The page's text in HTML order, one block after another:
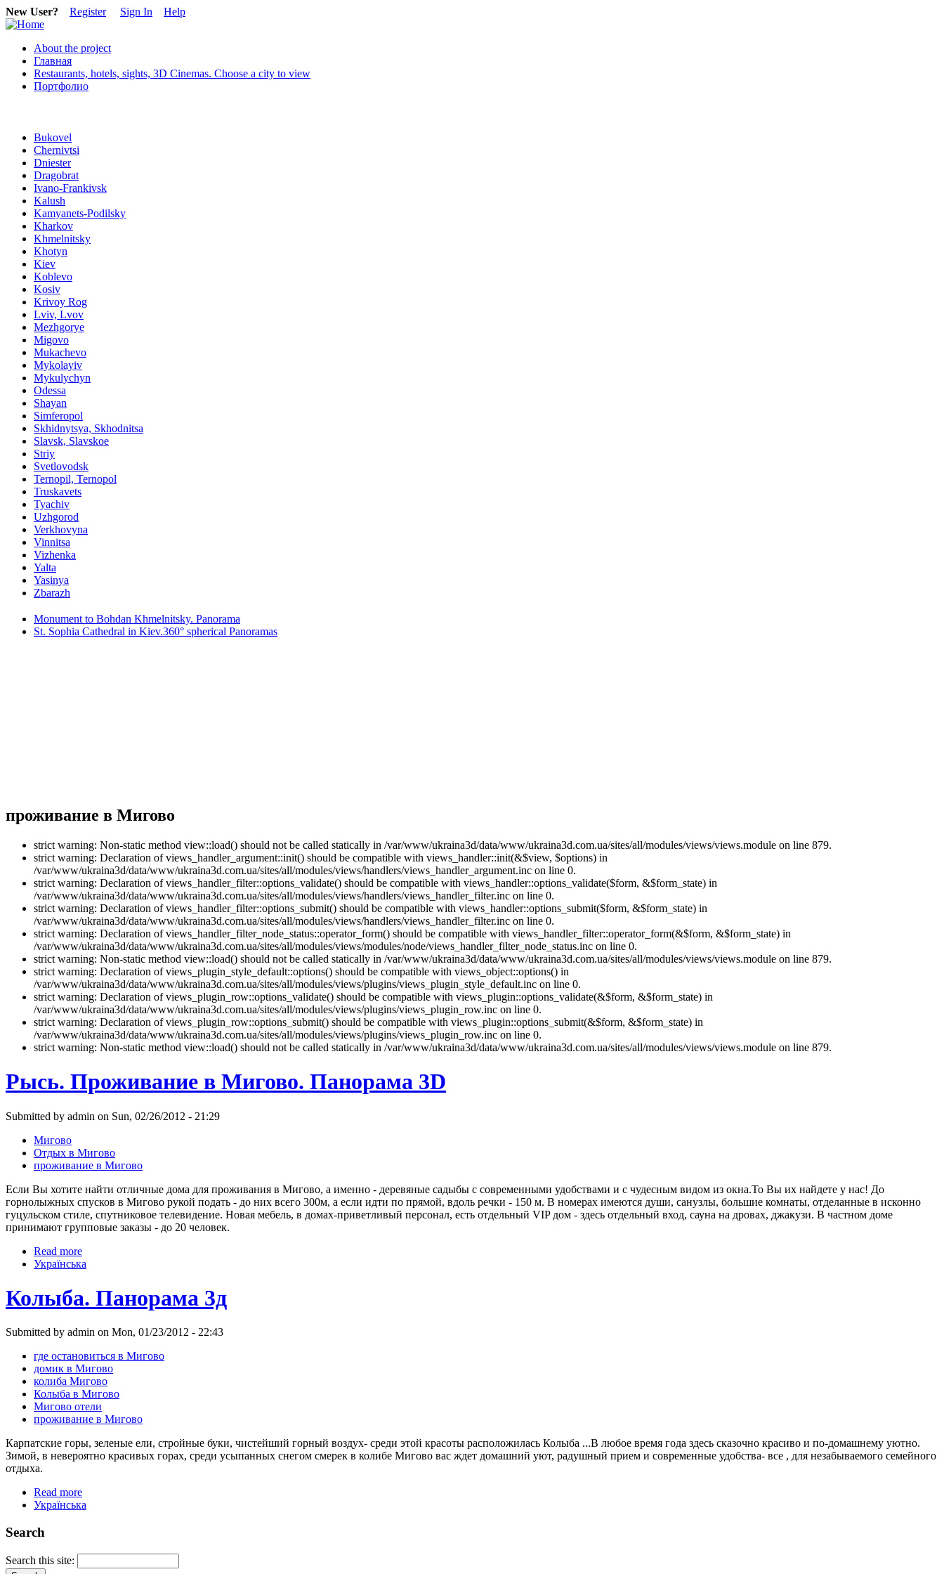
New User? Register Sign In Help
About the project
Главная
Restaurants, hotels, sights, 3D Cinemas. Choose a city to view
Портфолио
Bukovel
Chernivtsi
Dniester
Dragobrat
Ivano-Frankivsk
Kalush
Kamyanets-Podilsky
Kharkov
Khmelnitsky
Khotyn
Kiev
Koblevo
Kosiv
Krivoy Rog
Lviv, Lvov
Mezhgorye
Migovo
Mukachevo
Mykolayiv
Mykulychyn
Odessa
Shayan
Simferopol
Skhidnytsya, Skhodnitsa
Slavsk, Slavskoe
Striy
Svetlovodsk
Ternopil, Ternopol
Truskavets
Tyachiv
Uzhgorod
Verkhovyna
Vinnitsa
Vizhenka
Yalta
Yasinya
Zbarazh
Monument to Bohdan Khmelnitsky. Panorama
St. Sophia Cathedral in Kiev.360° spherical Panoramas
проживание в Мигово
strict warning: Non-static method view::load() should not be called statically in /var/www/ukraina3d/data/www/ukraina3d.com.ua/sites/all/modules/views/views.module on line 879.
strict warning: Declaration of views_handler_argument::init() should be compatible with views_handler::init(&$view, $options) in
/var/www/ukraina3d/data/www/ukraina3d.com.ua/sites/all/modules/views/handlers/views_handler_argument.inc on line 0.
strict warning: Declaration of views_handler_filter::options_validate() should be compatible with views_handler::options_validate($form, &$form_state) in
/var/www/ukraina3d/data/www/ukraina3d.com.ua/sites/all/modules/views/handlers/views_handler_filter.inc on line 0.
strict warning: Declaration of views_handler_filter::options_submit() should be compatible with views_handler::options_submit($form, &$form_state) in
/var/www/ukraina3d/data/www/ukraina3d.com.ua/sites/all/modules/views/handlers/views_handler_filter.inc on line 0.
strict warning: Declaration of views_handler_filter_node_status::operator_form() should be compatible with views_handler_filter::operator_form(&$form, &$form_state) in
/var/www/ukraina3d/data/www/ukraina3d.com.ua/sites/all/modules/views/modules/node/views_handler_filter_node_status.inc on line 0.
strict warning: Non-static method view::load() should not be called statically in /var/www/ukraina3d/data/www/ukraina3d.com.ua/sites/all/modules/views/views.module on line 879.
strict warning: Declaration of views_plugin_style_default::options() should be compatible with views_object::options() in
/var/www/ukraina3d/data/www/ukraina3d.com.ua/sites/all/modules/views/plugins/views_plugin_style_default.inc on line 0.
strict warning: Declaration of views_plugin_row::options_validate() should be compatible with views_plugin::options_validate(&$form, &$form_state) in
/var/www/ukraina3d/data/www/ukraina3d.com.ua/sites/all/modules/views/plugins/views_plugin_row.inc on line 0.
strict warning: Declaration of views_plugin_row::options_submit() should be compatible with views_plugin::options_submit(&$form, &$form_state) in
/var/www/ukraina3d/data/www/ukraina3d.com.ua/sites/all/modules/views/plugins/views_plugin_row.inc on line 0.
strict warning: Non-static method view::load() should not be called statically in /var/www/ukraina3d/data/www/ukraina3d.com.ua/sites/all/modules/views/views.module on line 879.
Рысь. Проживание в Мигово. Панорама 3D
Submitted by admin on Sun, 02/26/2012 - 21:29
Мигово
Отдых в Мигово
проживание в Мигово
Если Вы хотите найти отличные дома для проживания в Мигово, а именно - деревяные садыбы с современными удобствами и с чудесным видом из окна.То Вы их найдете у нас! До
горнолыжных спусков в Мигово рукой подать - до них всего 300м, а если идти по прямой, вдоль речки - 150 м. В номерах имеются души, санузлы, большие комнаты, отделанные в исконно
гуцульском стиле, спутниковое телевидение. Новая мебель, в домах-приветливый персонал, есть отдельный VIP дом - здесь отдельный вход, сауна на дровах, джакузи. В частном доме
принимают групповые заказы - до 20 человек.
Read more
Українська
Колыба. Панорама 3д
Submitted by admin on Mon, 01/23/2012 - 22:43
где остановиться в Мигово
домик в Мигово
колиба Мигово
Колыба в Мигово
Мигово отели
проживание в Мигово
Карпатские горы, зеленые ели, стройные буки, чистейший горный воздух- среди этой красоты расположилась Колыба ...В любое время года здесь сказочно красиво и по-домашнему уютно.
Зимой, в невероятно красивых горах, среди усыпанных снегом смерек в колибе Мигово вас ждет домашний уют, радушный прием и современные удобства- все , для незабываемого семейного
отдыха.
Read more
Українська
Search
Search this site: